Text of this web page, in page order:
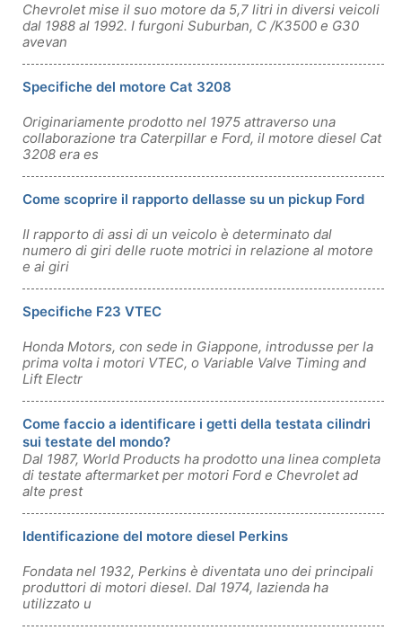
Chevrolet mise il suo motore da 5,7 litri in diversi veicoli
dal 1988 al 1992. I furgoni Suburban, C /K3500 e G30
avevan
Specifiche del motore Cat 3208
Originariamente prodotto nel 1975 attraverso una
collaborazione tra Caterpillar e Ford, il motore diesel Cat
3208 era es
Come scoprire il rapporto dellasse su un pickup Ford
Il rapporto di assi di un veicolo è determinato dal
numero di giri delle ruote motrici in relazione al motore
e ai giri
Specifiche F23 VTEC
Honda Motors, con sede in Giappone, introdusse per la
prima volta i motori VTEC, o Variable Valve Timing and
Lift Electr
Come faccio a identificare i getti della testata cilindri
sui testate del mondo?
Dal 1987, World Products ha prodotto una linea completa
di testate aftermarket per motori Ford e Chevrolet ad
alte prest
Identificazione del motore diesel Perkins
Fondata nel 1932, Perkins è diventata uno dei principali
produttori di motori diesel. Dal 1974, lazienda ha
utilizzato u